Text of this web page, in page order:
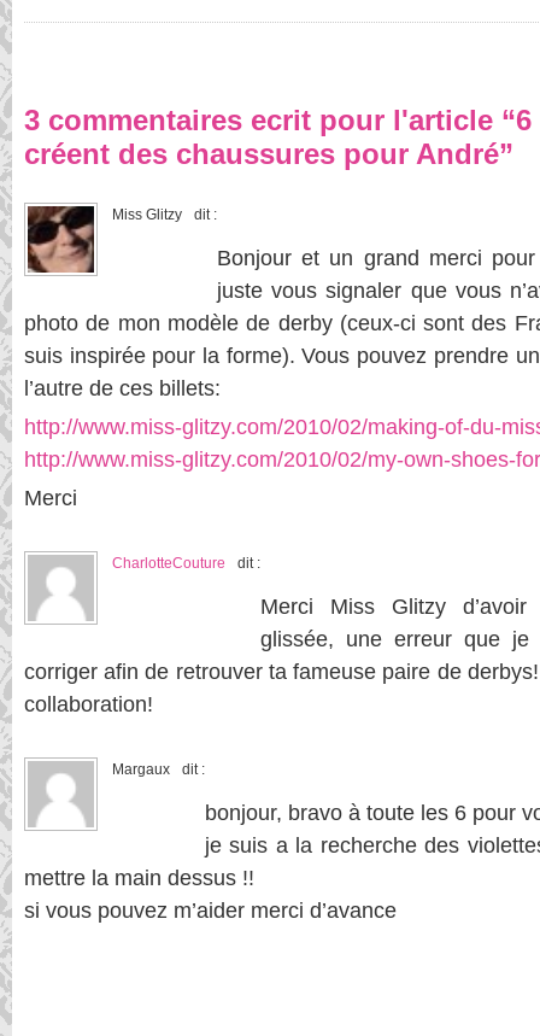
3 commentaires ecrit pour l'article
créent des chaussures pour André”
Miss Glitzy dit :
Bonjour et un grand merci
juste vous signaler que vous
photo de mon modèle de derby (ceux-ci sont des
suis inspirée pour la forme). Vous pouvez prendre
l’autre de ces billets:
http://www.miss-glitzy.com/2010/02/making-of-du-
http://www.miss-glitzy.com/2010/02/my-own-shoes-
Merci
CharlotteCouture dit :
Merci Miss Glitzy d’avoir
glissée, une erreur que
corriger afin de retrouver ta fameuse paire de
collaboration!
Margaux dit :
bonjour, bravo à toute les 6 pour
je suis a la recherche des
mettre la main dessus !!
si vous pouvez m’aider merci d’avance